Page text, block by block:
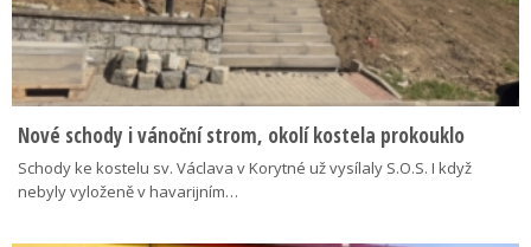
Nové schody i vánoční strom, okolí kostela prokouklo
Schody ke kostelu sv. Václava v Korytné už vysílaly S.O.S. I když
nebyly vyloženě v havarijním…